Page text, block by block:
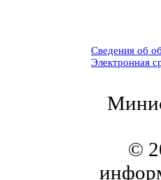
Сведения об
Электронная
©